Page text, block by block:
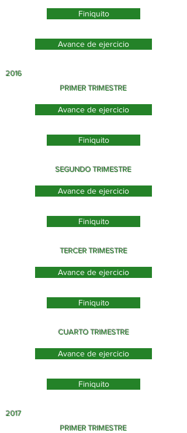
Finiquito
Avance de ejercicio
2016
PRIMER TRIMESTRE
Avance de ejercicio
Finiquito
SEGUNDO TRIMESTRE
Avance de ejercicio
Finiquito
TERCER TRIMESTRE
Avance de ejercicio
Finiquito
CUARTO TRIMESTRE
Avance de ejercicio
Finiquito
2017
PRIMER TRIMESTRE